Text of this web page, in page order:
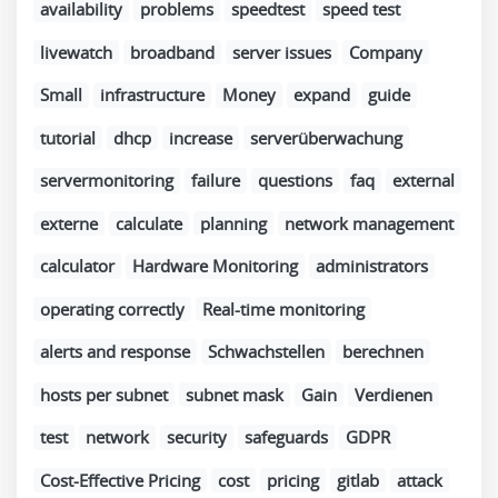
availability problems speedtest
speed test
livewatch
broadband server issues
Company
Small
infrastructure Money expand
guide
tutorial
dhcp increase
serverüberwachung
servermonitoring
failure questions faq
external
externe
calculate planning
network management
calculator
Hardware Monitoring
administrators
operating correctly
Real-time monitoring
alerts and response
Schwachstellen
berechnen
hosts per subnet
subnet mask Gain
Verdienen
test
network security safeguards
GDPR
Cost-Effective Pricing
cost pricing gitlab attack